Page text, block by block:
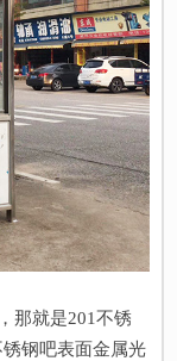
那就是201不锈
钢吧表面金属光